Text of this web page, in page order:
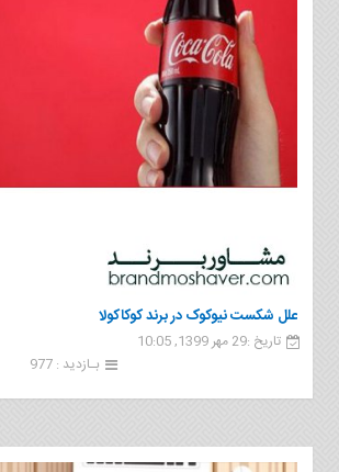
علل شکست نیوکوک در برند کوکاکولا
تاریخ :29 مهر 1399, 10:05
بـازدید : 977